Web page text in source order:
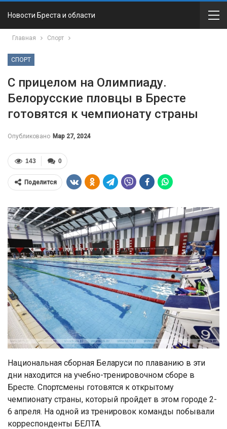
Новости Бреста и области
Главная Спорт
СПОРТ
С прицелом на Олимпиаду.
Белорусские пловцы в Бресте
готовятся к чемпионату страны
Опубликовано Мар 27, 2024
0
143
Поделится
Национальная сборная Беларуси по плаванию в эти
дни находится на учебно-тренировочном сборе в
Бресте. Спортсмены готовятся к открытому
чемпионату страны, который пройдет в этом городе 2-
6 апреля. На одной из тренировок команды побывали
корреспонденты БЕЛТА.